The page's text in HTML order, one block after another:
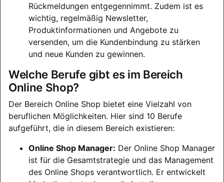
Rückmeldungen entgegennimmt. Zudem ist es
wichtig, regelmäßig Newsletter,
Produktinformationen und Angebote zu
versenden, um die Kundenbindung zu stärken
und neue Kunden zu gewinnen.
Welche Berufe gibt es im Bereich
Online Shop?
Der Bereich Online Shop bietet eine Vielzahl von
beruflichen Möglichkeiten. Hier sind 10 Berufe
aufgeführt, die in diesem Bereich existieren:
Online Shop Manager: Der Online Shop Manager
ist für die Gesamtstrategie und das Management
des Online Shops verantwortlich. Er entwickelt